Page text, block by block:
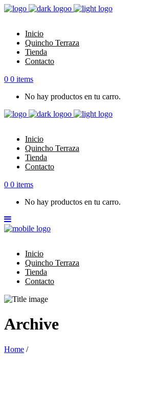
Inicio
Quincho Terraza
Tienda
Contacto
0 0 items
No hay productos en tu carro.
Inicio
Quincho Terraza
Tienda
Contacto
0 0 items
No hay productos en tu carro.
Inicio
Quincho Terraza
Tienda
Contacto
Archive
Home /